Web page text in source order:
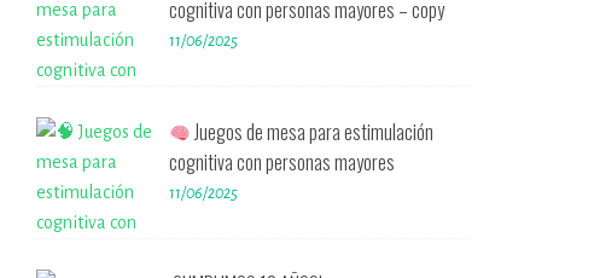
cognitiva con personas mayores – copy
11/06/2025
Juegos de mesa para estimulación
cognitiva con personas mayores
11/06/2025